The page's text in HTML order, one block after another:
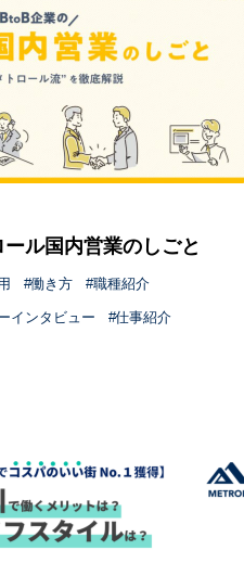
ール国内営業のしごと
働き方 職種紹介
インタビュー 仕事紹介